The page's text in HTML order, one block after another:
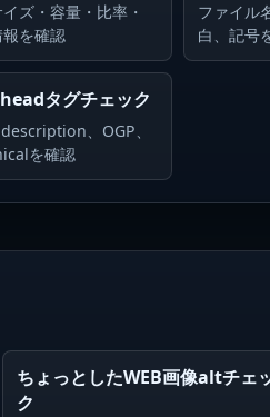
ズ・容量・比率・
報を確認
ファイル
白、記号
タグチェック
、OGP、
を確認
ちょっとしたWEB画像altチェ
ク